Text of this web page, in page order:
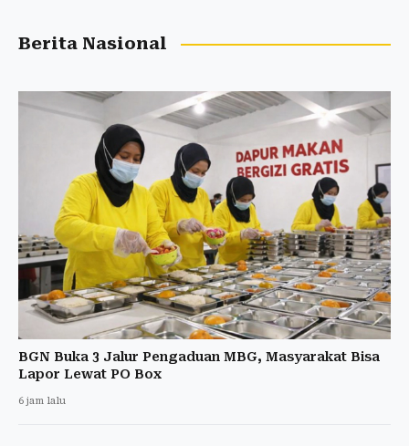
Berita Nasional
BGN Buka 3 Jalur Pengaduan MBG, Masyarakat Bisa
Lapor Lewat PO Box
6 jam lalu